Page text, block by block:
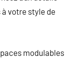
votre style de
modulables